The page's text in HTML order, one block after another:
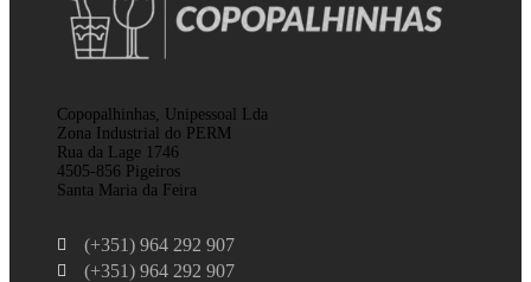
Copopalhinhas, Unipessoal Lda
Zona Industrial do PERM
Rua da Lage 1746
4505-856 Pigeiros
Santa Maria da Feira
(+351) 964 292 907
(+351) 964 292 907